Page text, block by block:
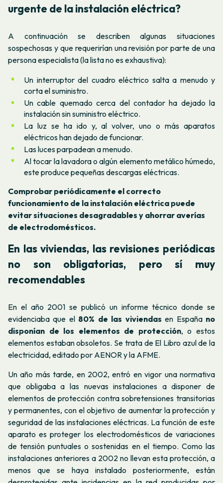
urgente de la instalación eléctrica?
A continuación se describen algunas situaciones
sospechosas y que requerirían una revisión por parte de una
persona especialista (la lista no es exhaustiva):
Un interruptor del cuadro eléctrico salta a menudo y
corta el suministro.
Un cable quemado cerca del contador ha dejado la
instalación sin suministro eléctrico.
La luz se ha ido y, al volver, uno o más aparatos
eléctricos han dejado de funcionar.
Las luces parpadean a menudo.
Al tocar la lavadora o algún elemento metálico húmedo,
este produce pequeñas descargas eléctricas.
Comprobar periódicamente el correcto
funcionamiento de la instalación eléctrica puede
evitar situaciones desagradables y ahorrar averías
de electrodomésticos.
En las viviendas, las revisiones periódicas
no son obligatorias, pero sí muy
recomendables
En el año 2001 se publicó un informe técnico donde se
evidenciaba que el80% de las viviendas en España no
disponían de los elementos de protección, o estos
elementos estaban obsoletos. Se trata de El Libro azul de la
electricidad, editado por AENOR y la AFME.
Un año más tarde, en 2002, entró en vigor una normativa
que obligaba a las nuevas instalaciones a disponer de
elementos de protección contra sobretensiones transitorias
y permanentes, con el objetivo de aumentar la protección y
seguridad de las instalaciones eléctricas. La función de este
aparato es proteger los electrodomésticos de variaciones
de tensión puntuales o sostenidas en el tiempo. Como las
instalaciones anteriores a 2002 no llevan esta protección, a
menos que se haya instalado posteriormente, están